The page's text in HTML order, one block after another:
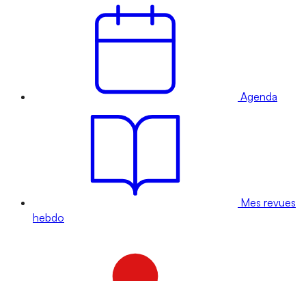
Agenda
Mes revues
hebdo